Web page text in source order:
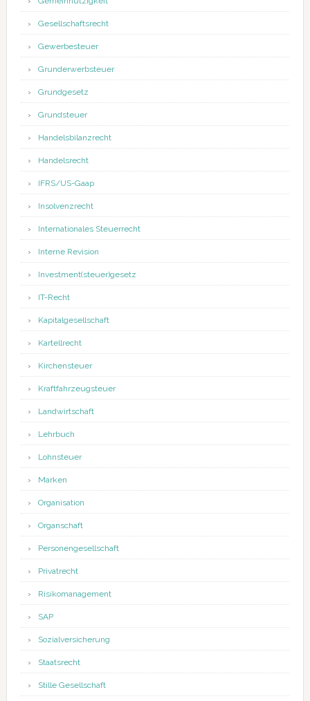
Gesellschaftsrecht
Gewerbesteuer
Grunderwerbsteuer
Grundgesetz
Grundsteuer
Handelsbilanzrecht
Handelsrecht
IFRS/US-Gaap
Insolvenzrecht
Internationales Steuerrecht
Interne Revision
Investment(steuer)gesetz
IT-Recht
Kapitalgesellschaft
Kartellrecht
Kirchensteuer
Kraftfahrzeugsteuer
Landwirtschaft
Lehrbuch
Lohnsteuer
Marken
Organisation
Organschaft
Personengesellschaft
Privatrecht
Risikomanagement
SAP
Sozialversicherung
Staatsrecht
Stille Gesellschaft